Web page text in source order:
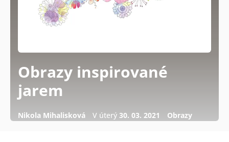
Obrazy inspirované
jarem
Nikola Mihalisková V úterý 30. 03. 2021 Obrazy